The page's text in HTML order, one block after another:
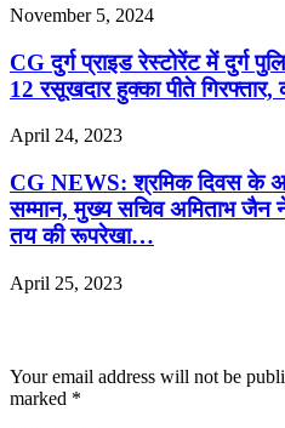
November 5, 2024
CG दुर्ग प्राइड रेस्टोरेंट में दुर्ग
12 रसूखदार हुक्का पीते
April 24, 2023
CG NEWS: श्रमिक दिवस के
सम्मान, मुख्य सचिव अमिताभ जैन
तय की रूपरेखा…
April 25, 2023
Your email address will not be
marked *